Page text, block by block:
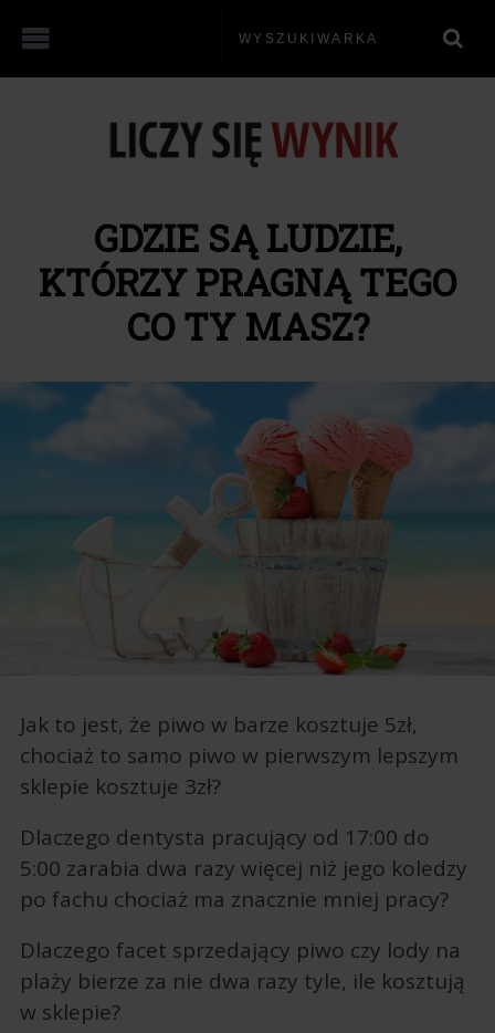
GDZIE SĄ LUDZIE,
KTÓRZY PRAGNĄ TEGO
CO TY MASZ?
Jak to jest, że piwo w barze kosztuje 5zł,
chociaż to samo piwo w pierwszym lepszym
sklepie kosztuje 3zł?
Dlaczego dentysta pracujący od 17:00 do
5:00 zarabia dwa razy więcej niż jego koledzy
po fachu chociaż ma znacznie mniej pracy?
Dlaczego facet sprzedający piwo czy lody na
plaży bierze za nie dwa razy tyle, ile kosztują
w sklepie?